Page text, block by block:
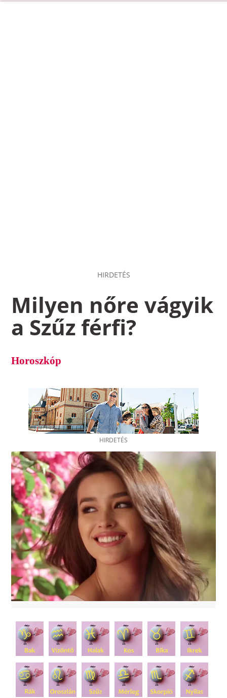
HIRDETÉS
Milyen nőre vágyik
a Szűz férfi?
Horoszkóp